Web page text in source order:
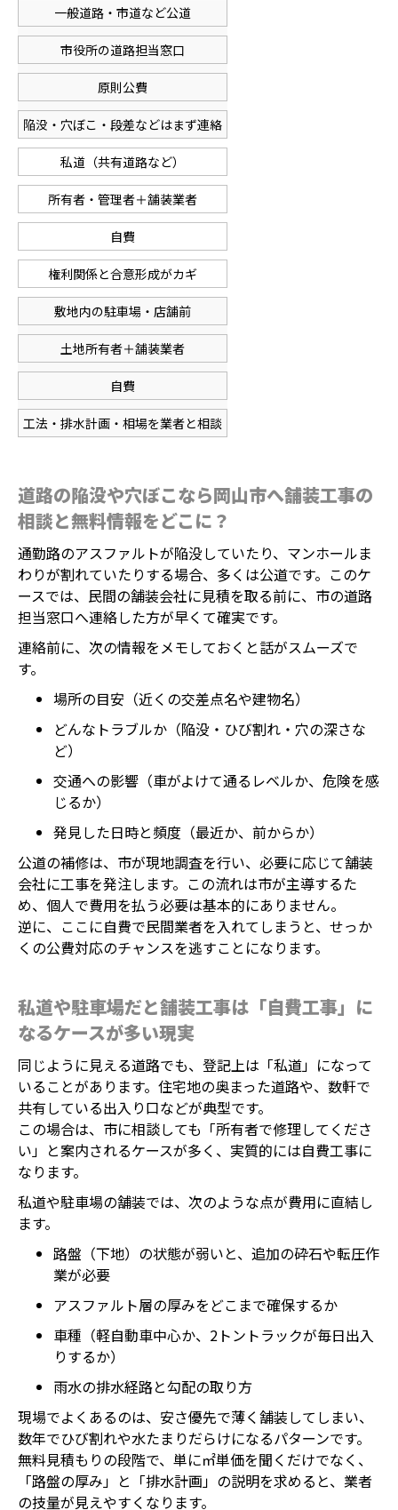
一般道路・市道など公道
市役所の道路担当窓口
原則公費
陥没・穴ぼこ・段差などはまず連絡
私道（共有道路など）
所有者・管理者＋舗装業者
自費
権利関係と合意形成がカギ
敷地内の駐車場・店舗前
土地所有者＋舗装業者
自費
工法・排水計画・相場を業者と相談
道路の陥没や穴ぼこなら岡山市へ舗装工事の
相談と無料情報をどこに？
通勤路のアスファルトが陥没していたり、マンホールま
わりが割れていたりする場合、多くは公道です。このケ
ースでは、民間の舗装会社に見積を取る前に、市の道路
担当窓口へ連絡した方が早くて確実です。
連絡前に、次の情報をメモしておくと話がスムーズで
す。
場所の目安（近くの交差点名や建物名）
どんなトラブルか（陥没・ひび割れ・穴の深さな
ど）
交通への影響（車がよけて通るレベルか、危険を感
じるか）
発見した日時と頻度（最近か、前からか）
公道の補修は、市が現地調査を行い、必要に応じて舗装
会社に工事を発注します。この流れは市が主導するた
め、個人で費用を払う必要は基本的にありません。
逆に、ここに自費で民間業者を入れてしまうと、せっか
くの公費対応のチャンスを逃すことになります。
私道や駐車場だと舗装工事は「自費工事」に
なるケースが多い現実
同じように見える道路でも、登記上は「私道」になって
いることがあります。住宅地の奥まった道路や、数軒で
共有している出入り口などが典型です。
この場合は、市に相談しても「所有者で修理してくださ
い」と案内されるケースが多く、実質的には自費工事に
なります。
私道や駐車場の舗装では、次のような点が費用に直結し
ます。
路盤（下地）の状態が弱いと、追加の砕石や転圧作
業が必要
アスファルト層の厚みをどこまで確保するか
車種（軽自動車中心か、2トントラックが毎日出入
りするか）
雨水の排水経路と勾配の取り方
現場でよくあるのは、安さ優先で薄く舗装してしまい、
数年でひび割れや水たまりだらけになるパターンです。
無料見積もりの段階で、単に㎡単価を聞くだけでなく、
「路盤の厚み」と「排水計画」の説明を求めると、業者
の技量が見えやすくなります。